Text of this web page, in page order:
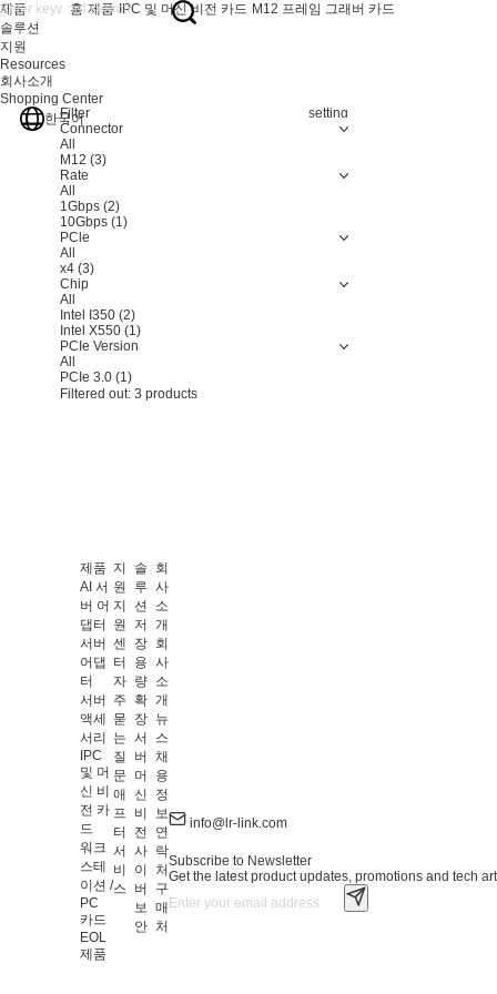
제품
솔루션
지원
Resources
회사소개
Shopping Center
한국어
홈 제품 IPC 및 머신 비전 카드 M12 프레임 그래버 카드
Filter
Resetting
Connector
All
M12 (3)
Rate
All
1Gbps (2)
10Gbps (1)
PCle
All
x4 (3)
Chip
All
Intel I350 (2)
Intel X550 (1)
PCIe Version
All
PCIe 3.0 (1)
Filtered out: 3 products
제품
AI 서
버 어
댑터
서버
어댑
터
서버
액세
서리
IPC
및 머
신 비
전 카
드
워크
스테
이션 /
PC
카드
EOL
제품
지
원
지
원
센
터
자
주
묻
는
질
문
애
프
터
서
비
스
솔
루
션
저
장
용
량
확
장
서
버
머
신
비
전
사
이
버
보
안
회
사
소
개
회
사
소
개
뉴
스
채
용
정
보
연
락
처
구
매
처
info@lr-link.com
Subscribe to Newsletter
Get the latest product updates, promotions and tech